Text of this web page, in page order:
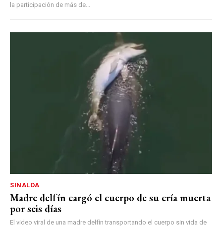
la participación de más de...
SINALOA
Madre delfín cargó el cuerpo de su cría muerta
por seis días
El video viral de una madre delfín transportando el cuerpo sin vida de